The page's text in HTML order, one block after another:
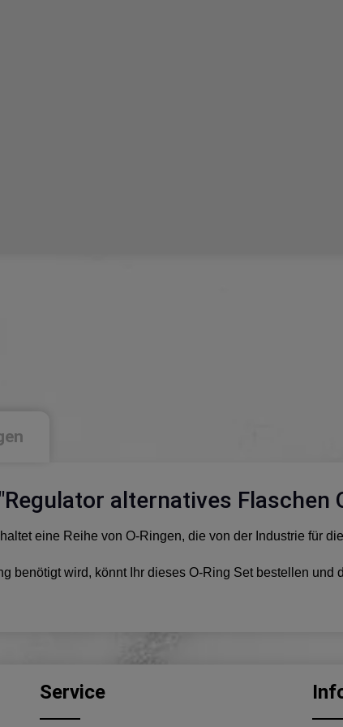
alternatives Flaschen
eine Reihe von O-Ringen, die von der Industrie für
benötigt wird, könnt Ihr dieses O-Ring Set bestellen und
Service